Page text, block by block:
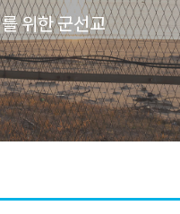
위한 군선교